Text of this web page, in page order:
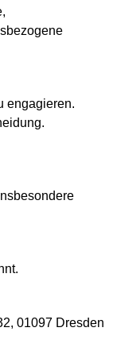
engagieren.
01097 Dresden